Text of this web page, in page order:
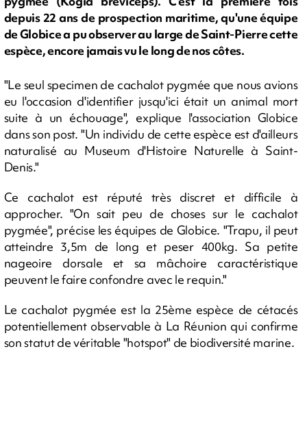
depuis 22 ans de prospection maritime, qu'une équipe
de Globice a pu observer au large de Saint-Pierre cette
espèce, encore jamais vu le long de nos côtes.
"Le seul specimen de cachalot pygmée que nous avions
eu l'occasion d'identifier jusqu'ici était un animal mort
suite à un échouage", explique l'association Globice
dans son post. "Un individu de cette espèce est d'ailleurs
naturalisé au Museum d'Histoire Naturelle à Saint-
Denis."
Ce cachalot est réputé très discret et difficile à
approcher. "On sait peu de choses sur le cachalot
pygmée", précise les équipes de Globice. "Trapu, il peut
atteindre 3,5m de long et peser 400kg. Sa petite
nageoire dorsale et sa mâchoire caractéristique
peuvent le faire confondre avec le requin."
Le cachalot pygmée est la 25ème espèce de cétacés
potentiellement observable à La Réunion qui confirme
son statut de véritable "hotspot" de biodiversité marine.